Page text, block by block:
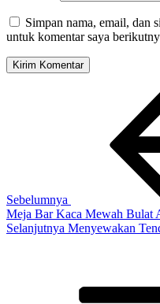
Simpan nama, email, dan
untuk komentar saya
Sebelumnya
Meja Bar Kaca Mewah Bulat
Pos
Selanjutnya Menyewakan